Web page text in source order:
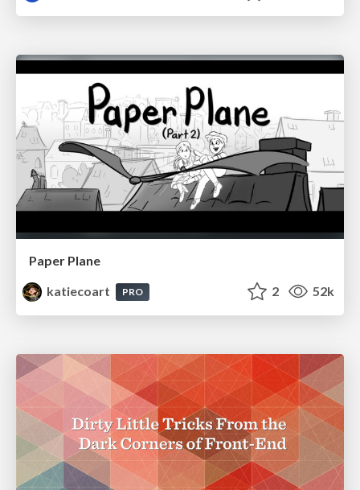
Paper Plane
katiecoart
PRO 2 52k